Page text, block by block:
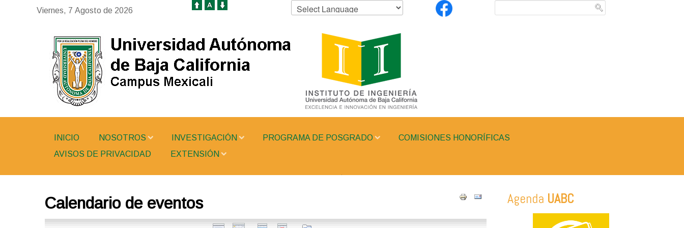
Viernes, 7 Agosto de 2026
INICIO NOSOTROS INVESTIGACIÓN PROGRAMA DE POSGRADO
COMISIONES HONORÍFICAS
AVISOS DE PRIVACIDAD
EXTENSIÓN
Calendario de eventos Agenda UABC